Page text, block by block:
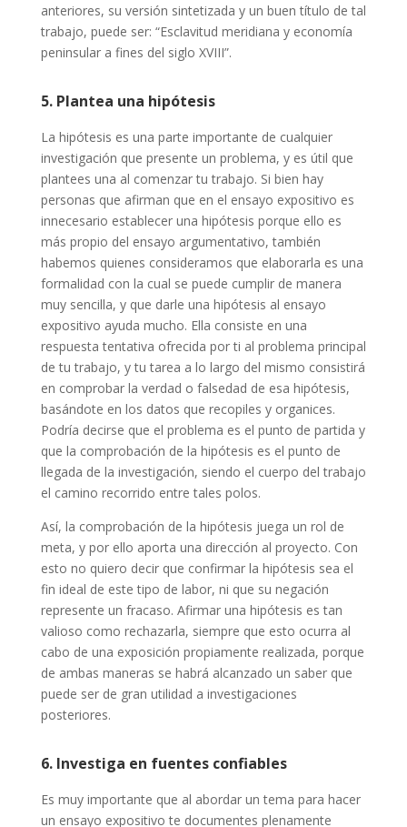
anteriores, su versión sintetizada y un buen título de tal
trabajo, puede ser: “Esclavitud meridiana y economía
peninsular a fines del siglo XVIII”.
5. Plantea una hipótesis
La hipótesis es una parte importante de cualquier
investigación que presente un problema, y es útil que
plantees una al comenzar tu trabajo. Si bien hay
personas que afirman que en el ensayo expositivo es
innecesario establecer una hipótesis porque ello es
más propio del ensayo argumentativo, también
habemos quienes consideramos que elaborarla es una
formalidad con la cual se puede cumplir de manera
muy sencilla, y que darle una hipótesis al ensayo
expositivo ayuda mucho. Ella consiste en una
respuesta tentativa ofrecida por ti al problema principal
de tu trabajo, y tu tarea a lo largo del mismo consistirá
en comprobar la verdad o falsedad de esa hipótesis,
basándote en los datos que recopiles y organices.
Podría decirse que el problema es el punto de partida y
que la comprobación de la hipótesis es el punto de
llegada de la investigación, siendo el cuerpo del trabajo
el camino recorrido entre tales polos.
Así, la comprobación de la hipótesis juega un rol de
meta, y por ello aporta una dirección al proyecto. Con
esto no quiero decir que confirmar la hipótesis sea el
fin ideal de este tipo de labor, ni que su negación
represente un fracaso. Afirmar una hipótesis es tan
valioso como rechazarla, siempre que esto ocurra al
cabo de una exposición propiamente realizada, porque
de ambas maneras se habrá alcanzado un saber que
puede ser de gran utilidad a investigaciones
posteriores.
6. Investiga en fuentes confiables
Es muy importante que al abordar un tema para hacer
un ensayo expositivo te documentes plenamente